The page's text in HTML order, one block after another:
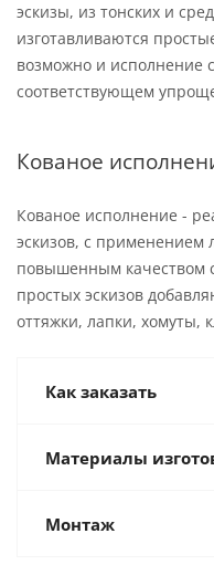
эскизы, из тонских и
изготавливаются
возможно и исполнение
соответствующем
Кованое
Кованое исполнение -
эскизов, с применением
повышенным качеством
простых эскизов
оттяжки, лапки, хомуты,
Как заказать
Материалы
Монтаж